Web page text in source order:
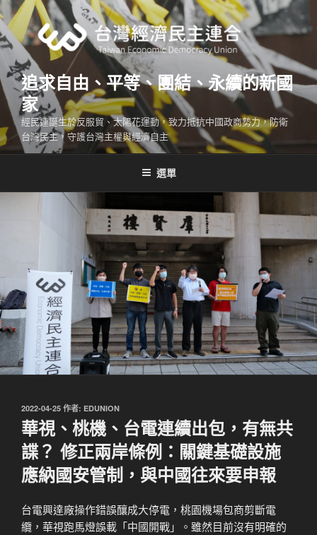
跳
至
主
內
容
追求自由、平等、團結、永續的新國
家
經民連誕生於反服貿、太陽花運動，致力抵抗中國政商勢力，防衛
台灣民主，守護台灣主權與經濟自主
選單
發
佈
於
2022-04-25 作者: EDUNION
華視、桃機、台電連續出包，有無共
諜？ 修正兩岸條例：關鍵基礎設施
應納國安管制，與中國往來要申報
台電興達廠操作錯誤釀成大停電，桃園機場包商剪斷電
纜，華視跑馬燈誤載「中國開戰」。雖然目前沒有明確的